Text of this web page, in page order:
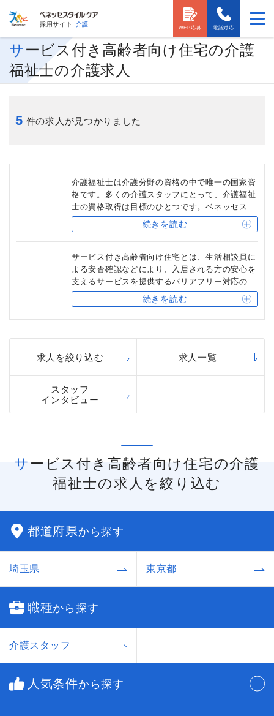
採用サイト 介護
電話対応
WEB応募
サービス付き高齢者向け住宅の介護
福祉士の介護求人
5 件の求人が見つかりました
介護福祉士は介護分野の資格の中で唯一の国家資
格です。多くの介護スタッフにとって、介護福祉
士の資格取得は目標のひとつです。ベネッセスタ
イルケアを始め、介護福祉士保有者には相当の資
格手当を支給する介護事業会社も少なくなく、ま
た、他の介護事業会社への転職時にも有利になる
場合もあります。
続きを読む
サービス付き高齢者向け住宅とは、生活相談員に
よる安否確認などにより、入居される方の安心を
支えるサービスを提供するバリアフリー対応の賃
貸住宅です。主に自立した方が安心して生活を送
ることを目的としているので、介護付有料老人ホ
ームと比べ生活の自由度が高い場合が多く、また
サービス付き高齢者向け住宅を運営しています。
続きを読む
求人を絞り込む 求人一覧
スタッフ
インタビュー
サービス付き高齢者向け住宅の介護
福祉士の求人を絞り込む
都道府県から探す
埼玉県 東京都
職種から探す
介護スタッフ
人気条件から探す